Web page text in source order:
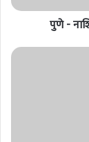
पुणे -
गल्फ